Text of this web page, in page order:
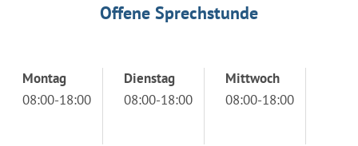
Offene Sprechstunde
Montag
08:00-18:00
Dienstag
08:00-18:00
Mittwoch
08:00-18:00